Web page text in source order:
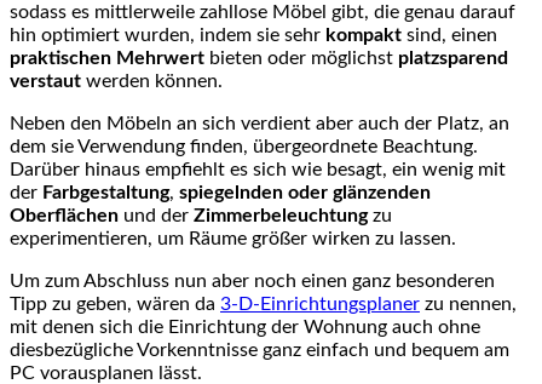
sodass es mittlerweile zahllose Möbel gibt, die genau darauf
hin optimiert wurden, indem sie sehr kompakt sind, einen
praktischen Mehrwert bieten oder möglichst platzsparend
verstaut werden können.
Neben den Möbeln an sich verdient aber auch der Platz, an
dem sie Verwendung finden, übergeordnete Beachtung.
Darüber hinaus empfiehlt es sich wie besagt, ein wenig mit
der Farbgestaltung, spiegelnden oder glänzenden
Oberflächen und der Zimmerbeleuchtungzu
experimentieren, um Räume größer wirken zu lassen.
Um zum Abschluss nun aber noch einen ganz besonderen
Tipp zu geben, wären da 3-D-Einrichtungsplaner zu nennen,
mit denen sich die Einrichtung der Wohnung auch ohne
diesbezügliche Vorkenntnisse ganz einfach und bequem am
PC vorausplanen lässt.